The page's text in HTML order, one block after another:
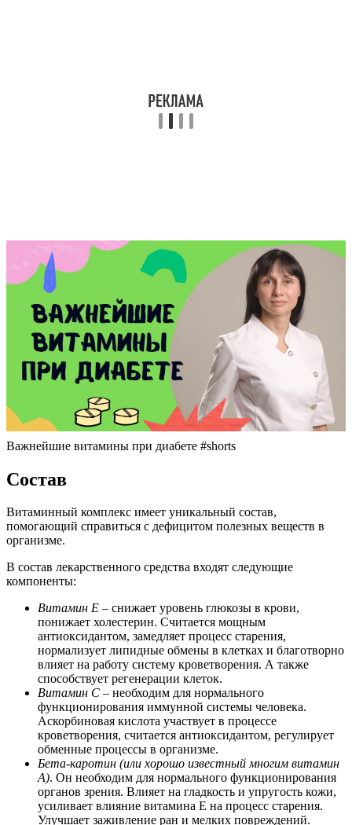
Важнейшие витамины при диабете #shorts
Состав
Витаминный комплекс имеет уникальный состав,
помогающий справиться с дефицитом полезных веществ в
организме.
В состав лекарственного средства входят следующие
компоненты:
Витамин Е – снижает уровень глюкозы в крови,
понижает холестерин. Считается мощным
антиоксидантом, замедляет процесс старения,
нормализует липидные обмены в клетках и благотворно
влияет на работу систему кроветворения. А также
способствует регенерации клеток.
Витамин C – необходим для нормального
функционирования иммунной системы человека.
Аскорбиновая кислота участвует в процессе
кроветворения, считается антиоксидантом, регулирует
обменные процессы в организме.
Бета-каротин (или хорошо известный многим витамин
A). Он необходим для нормального функционирования
органов зрения. Влияет на гладкость и упругость кожи,
усиливает влияние витамина E на процесс старения.
Улучшает заживление ран и мелких повреждений.